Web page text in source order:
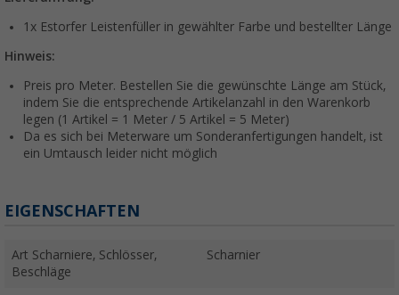
1x Estorfer Leistenfüller in gewählter Farbe und bestellter Länge
Hinweis:
Preis pro Meter. Bestellen Sie die gewünschte Länge am Stück,
indem Sie die entsprechende Artikelanzahl in den Warenkorb
legen (1 Artikel = 1 Meter / 5 Artikel = 5 Meter)
Da es sich bei Meterware um Sonderanfertigungen handelt, ist
ein Umtausch leider nicht möglich
EIGENSCHAFTEN
Art Scharniere, Schlösser,
Beschläge
Scharnier